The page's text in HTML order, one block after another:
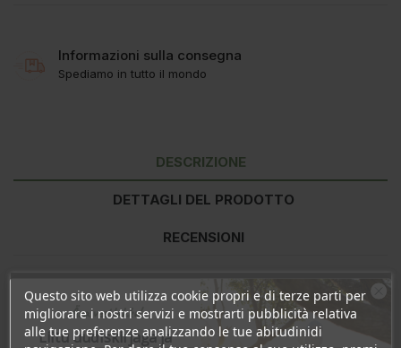
Informazioni sulla consegna
Spediamo in tutto il mondo
DESCRIZIONE
DETTAGLI DEL PRODOTTO
RECENSIONI
Valore nutrizionale per 100g
per 1 caramella
Energia
1686kJ/397kcal 25kJ/6kcal
Grassi
1g
0g
Questo sito web utilizza cookie propri e di terze parti per
migliorare i nostri servizi e mostrarti pubblicità relativa
alle tue preferenze analizzando le tue abitudinidi
Ära veel lahku!
Liitu uudiskirjaga ja